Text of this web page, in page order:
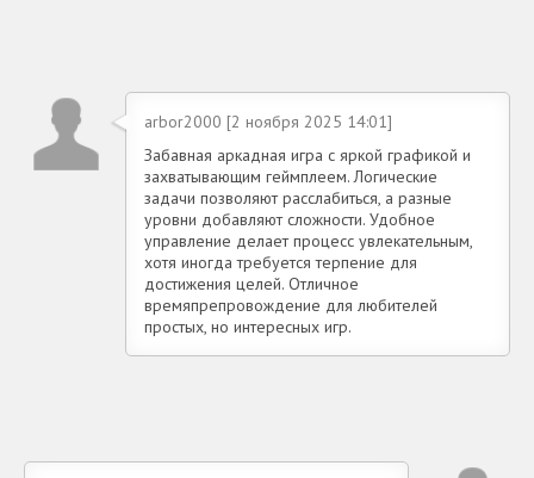
arbor2000 [2 ноября 2025 14:01]
Забавная аркадная игра с яркой графикой и
захватывающим геймплеем. Логические
задачи позволяют расслабиться, а разные
уровни добавляют сложности. Удобное
управление делает процесс увлекательным,
хотя иногда требуется терпение для
достижения целей. Отличное
времяпрепровождение для любителей
простых, но интересных игр.